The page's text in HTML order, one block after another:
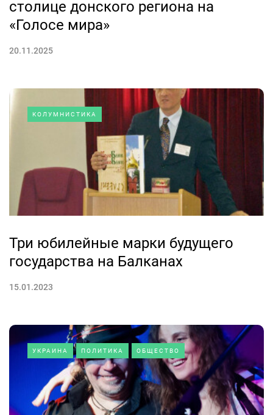
столице донского региона на
«Голосе мира»
20.11.2025
КОЛУМНИСТИКА
Три юбилейные марки будущего
государства на Балканах
15.01.2023
УКРАИНА ПОЛИТИКА ОБЩЕСТВО